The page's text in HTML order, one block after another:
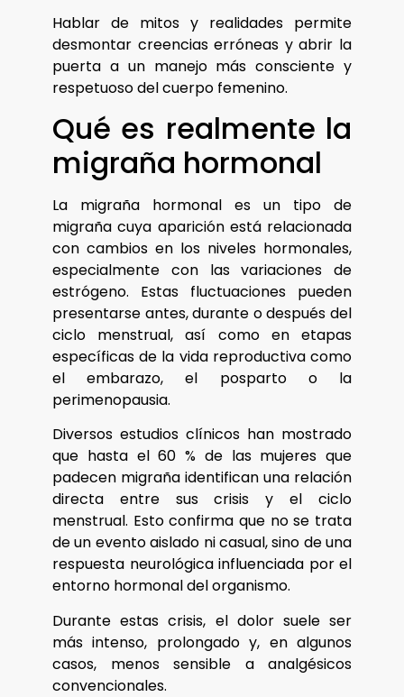
Hablar de mitos y realidades permite
desmontar creencias erróneas y abrir la
puerta a un manejo más consciente y
respetuoso del cuerpo femenino.
Qué es realmente la
migraña hormonal
La migraña hormonal es un tipo de
migraña cuya aparición está relacionada
con cambios en los niveles hormonales,
especialmente con las variaciones de
estrógeno. Estas fluctuaciones pueden
presentarse antes, durante o después del
ciclo menstrual, así como en etapas
específicas de la vida reproductiva como
el embarazo, el posparto o la
perimenopausia.
Diversos estudios clínicos han mostrado
que hasta el 60 % de las mujeres que
padecen migraña identifican una relación
directa entre sus crisis y el ciclo
menstrual. Esto confirma que no se trata
de un evento aislado ni casual, sino de una
respuesta neurológica influenciada por el
entorno hormonal del organismo.
Durante estas crisis, el dolor suele ser
más intenso, prolongado y, en algunos
casos, menos sensible a analgésicos
convencionales.